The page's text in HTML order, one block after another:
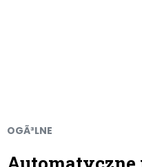
OGÃ³LNE